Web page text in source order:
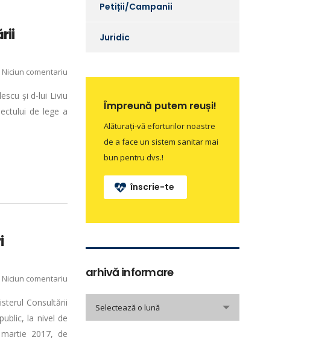
Niciun comentariu
și d-lui Liviu
de lege a
Niciun comentariu
Consultării
la nivel de
2017, de
Petiții/Campanii
Juridic
Împreună putem reuși!
Alăturați-vă eforturilor noastre
de a face un sistem sanitar mai
bun pentru dvs.!
înscrie-te
arhivă informare
informare
Selectează o lună